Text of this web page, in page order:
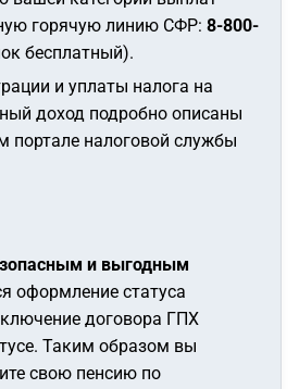
горячую линию СФР: 8-800-
бесплатный).
и уплаты налога на
доход подробно описаны
портале налоговой службы
и выгодным
оформление статуса
договора ГПХ
Таким образом вы
свою пенсию по